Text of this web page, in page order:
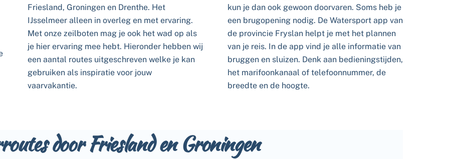
Friesland, Groningen en Drenthe. Het
IJsselmeer alleen in overleg en met ervaring.
Met onze zeilboten mag je ook het wad op als
je hier ervaring mee hebt. Hieronder hebben wij
een aantal routes uitgeschreven welke je kan
gebruiken als inspiratie voor jouw
vaarvakantie.
kun je dan ook gewoon doorvaren. Soms heb je
een brugopening nodig. De Watersport app van
de provincie Fryslan helpt je met het plannen
van je reis. In de app vind je alle informatie van
bruggen en sluizen. Denk aan bedieningstijden,
het marifoonkanaal of telefoonnummer, de
breedte en de hoogte.
door Friesland en Groningen